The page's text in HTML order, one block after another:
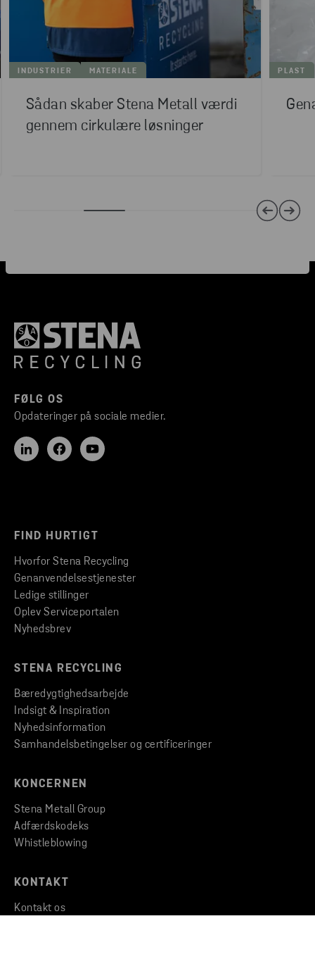
INDUSTRIER MATERIALE
Sådan skaber Stena Metall værdi
gennem cirkulære løsninger
PLAST
FØLG OS
Opdateringer på sociale medier.
FIND HURTIGT
Hvorfor Stena Recycling
Genanvendelsestjenester
Ledige stillinger
Oplev Serviceportalen
Nyhedsbrev
STENA RECYCLING
Bæredygtighedsarbejde
Indsigt & Inspiration
Nyhedsinformation
Samhandelsbetingelser og certificeringer
KONCERNEN
Stena Metall Group
Adfærdskodeks
Whistleblowing
KONTAKT
Kontakt os